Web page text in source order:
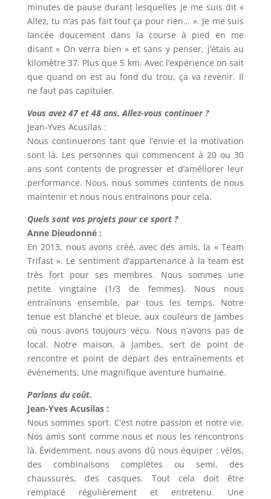
minutes de pause durant lesquelles je me suis dit «
Allez, tu n’as pas fait tout ça pour rien… ». Je me suis
lancée doucement dans la course à pied en me
disant « On verra bien » et sans y penser, j’étais au
kilomètre 37. Plus que 5 km. Avec l’expérience on sait
que quand on est au fond du trou, ça va revenir. Il
ne faut pas capituler.
Vous avez 47 et 48 ans. Allez-vous continuer ?
Jean-Yves Acusilas :
Nous continuerons tant que l’envie et la motivation
sont là. Les personnes qui commencent à 20 ou 30
ans sont contents de progresser et d’améliorer leur
performance. Nous, nous sommes contents de nous
maintenir et nous nous entrainons pour cela.
Quels sont vos projets pour ce sport ?
Anne Dieudonné :
En 2013, nous avons créé, avec des amis, la « Team
Trifast ». Le sentiment d’appartenance à la team est
très fort pour ses membres. Nous sommes une
petite vingtaine (1/3 de femmes). Nous nous
entraînons ensemble, par tous les temps. Notre
tenue est blanche et bleue, aux couleurs de Jambes
où nous avons toujours vécu. Nous n’avons pas de
local. Notre maison, à Jambes, sert de point de
rencontre et point de départ des entraînements et
événements. Une magnifique aventure humaine.
Parlons du coût.
Jean-Yves Acusilas :
Nous sommes sport. C’est notre passion et notre vie.
Nos amis sont comme nous et nous les rencontrons
là. Évidemment, nous avons dû nous équiper : vélos,
des combinaisons complètes ou semi, des
chaussures, des casques. Tout cela doit être
remplacé régulièrement et entretenu. Une